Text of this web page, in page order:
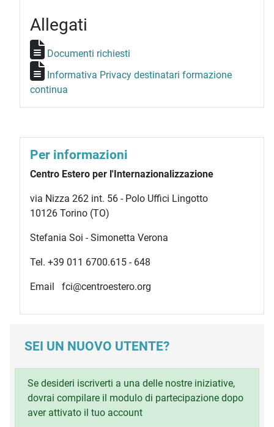
Allegati
Documenti richiesti
Informativa Privacy destinatari formazione
continua
Per informazioni
Centro Estero per l'Internazionalizzazione
via Nizza 262 int. 56 - Polo Uffici Lingotto
10126 Torino (TO)
Stefania Soi - Simonetta Verona
Tel. +39 011 6700.615 - 648
Email fci@centroestero.org
SEI UN NUOVO UTENTE?
Se desideri iscriverti a una delle nostre iniziative,
dovrai compilare il modulo di partecipazione dopo
aver attivato il tuo account